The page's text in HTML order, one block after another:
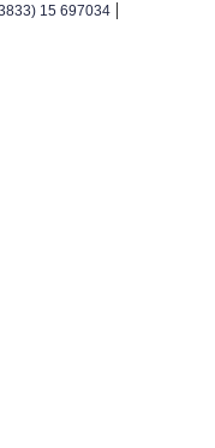
15 697034 |